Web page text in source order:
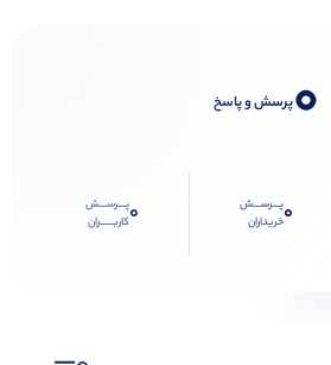
0پرسش و پاسخ
0پـــرســـش
خریداران
0پـــرســـش
کاربـــــران